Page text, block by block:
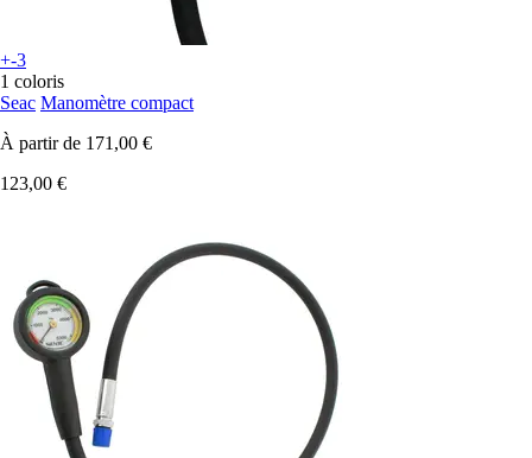
+-3
1 coloris
Seac Manomètre compact
À partir de 171,00 €
123,00 €